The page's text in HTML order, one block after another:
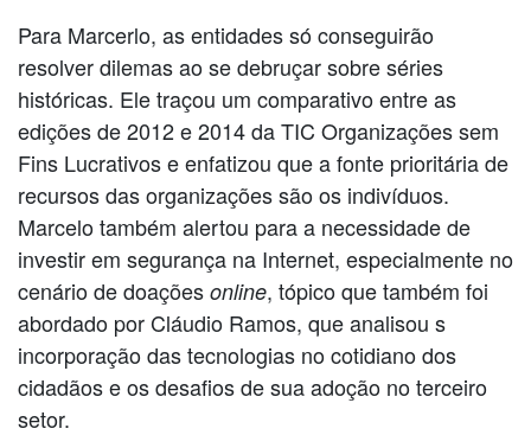
Para Marcerlo, as entidades só conseguirão
resolver dilemas ao se debruçar sobre séries
históricas. Ele traçou um comparativo entre as
edições de 2012 e 2014 da TIC Organizações sem
Fins Lucrativos e enfatizou que a fonte prioritária de
recursos das organizações são os indivíduos.
Marcelo também alertou para a necessidade de
investir em segurança na Internet, especialmente no
cenário de doações online, tópico que também foi
abordado por Cláudio Ramos, que analisou s
incorporação das tecnologias no cotidiano dos
cidadãos e os desafios de sua adoção no terceiro
setor.